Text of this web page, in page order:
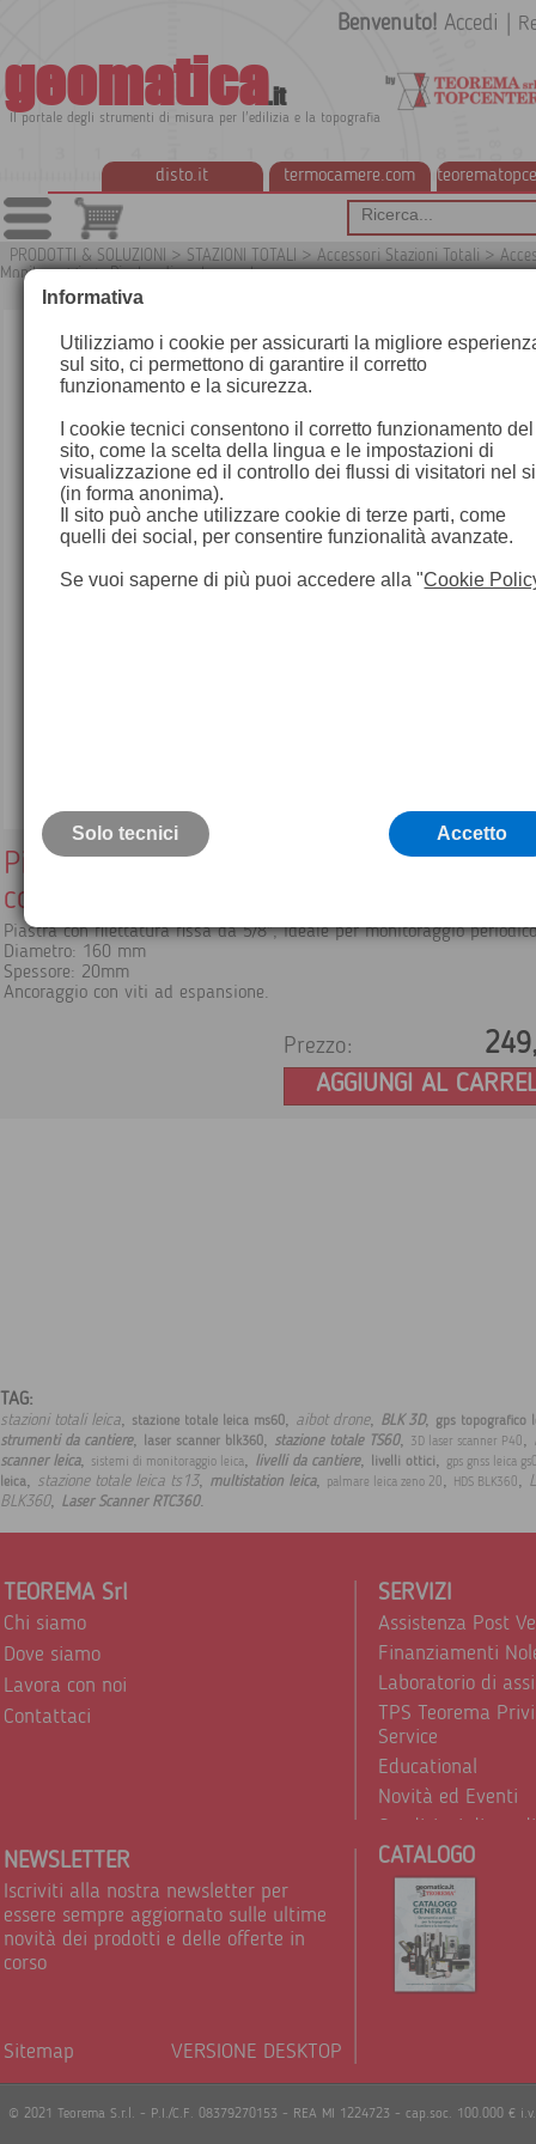
geomatica.it
Il portale degli strumenti di misura per l'edilizia e la topografia
disto.it termocamere.com
Benvenuto! Accedi
PRODOTTI & SOLUZIONI > STAZIONI TOTALI > Accessori Stazioni Totali >
Monitoraggio>Piastre di centramento
Piastra removibile per pilastrino in
con vitone 5/8"
Piastra con filettatura fissa da 5/8", ideale per monitoraggio
Diametro: 160 mm
Spessore: 20mm
Ancoraggio con viti ad espansione.
Prezzo:
AGGIUNGI AL
TAG:
stazioni totali leica, stazione totale leica ms60, aibot drone, BLK 3D, gps topografico
strumenti da cantiere, laser scanner blk360, stazione totale TS60, 3D laser scanner P40,
scanner leica, sistemi di monitoraggio leica, livelli da cantiere, livelli ottici, gps gnss leica
leica, stazione totale leica ts13, multistation leica, palmare leica zeno 20, HDS BLK360,
BLK360, Laser Scanner RTC360.
TEOREMA Srl
Chi siamo
Dove siamo
Lavora con noi
Contattaci
SERVIZI
Assistenza Post
Finanziamenti
Laboratorio di
TPS Teorema
Service
Educational
Novità ed Eventi
Condizioni di
Trattamento dei
NEWSLETTER
Iscriviti alla nostra newsletter per
essere sempre aggiornato sulle ultime
novità dei prodotti e delle offerte in
corso
Sitemap VERSIONE DESKTOP
CATALOGO
© 2021 Teorema S.r.l. - P.I./C.F. 08379270153 - REA MI 1224723 - cap.soc. 100.000 €
Informativa
Utilizziamo i cookie per assicurarti la migliore
sul sito, ci permettono di garantire il corretto
funzionamento e la sicurezza.
I cookie tecnici consentono il corretto funzionamento del
sito, come la scelta della lingua e le impostazioni di
visualizzazione ed il controllo dei flussi di visitatori nel
(in forma anonima).
Il sito può anche utilizzare cookie di terze parti, come
quelli dei social, per consentire funzionalità avanzate.
Se vuoi saperne di più puoi accedere alla "Cookie
Solo tecnici Accetto